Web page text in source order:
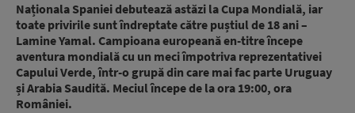
Naționala Spaniei debutează astăzi la Cupa Mondială, iar
toate privirile sunt îndreptate către puștiul de 18 ani –
Lamine Yamal. Campioana europeană en-titre începe
aventura mondială cu un meci împotriva reprezentativei
Capului Verde, într-o grupă din care mai fac parte Uruguay
și Arabia Saudită. Meciul începe de la ora 19:00, ora
României.